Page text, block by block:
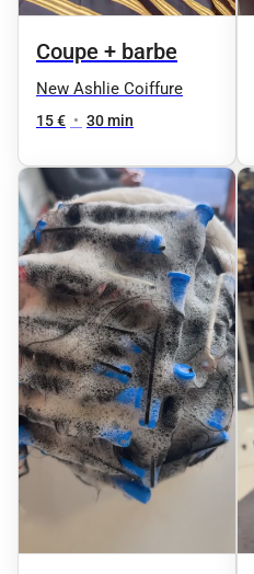
Coupe + barbe
New Ashlie Coiffure
15 € • 30 min